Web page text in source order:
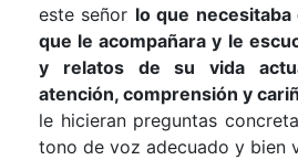
este señor lo que
que le acompañara y le
y relatos de su vida
atención, comprensión y
le hicieran preguntas
tono de voz adecuado y bien